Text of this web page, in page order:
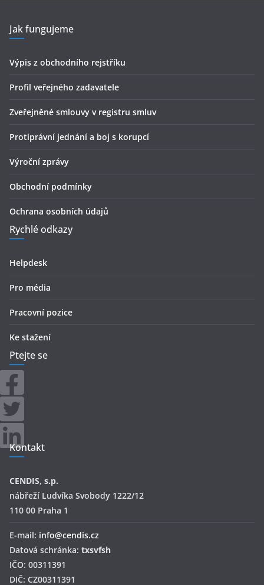
Jak fungujeme
Výpis z obchodního rejstříku
Profil veřejného zadavatele
Zveřejněné smlouvy v registru smluv
Protiprávní jednání a boj s korupcí
Výroční zprávy
Obchodní podmínky
Ochrana osobních údajů
Rychlé odkazy
Helpdesk
Pro média
Pracovní pozice
Ke stažení
Ptejte se
Kontakt
CENDIS, s.p.
nábřeží Ludvíka Svobody 1222/12
110 00 Praha 1
E-mail: info@cendis.cz
Datová schránka: txsvfsh
IČO: 00311391
DIČ: CZ00311391